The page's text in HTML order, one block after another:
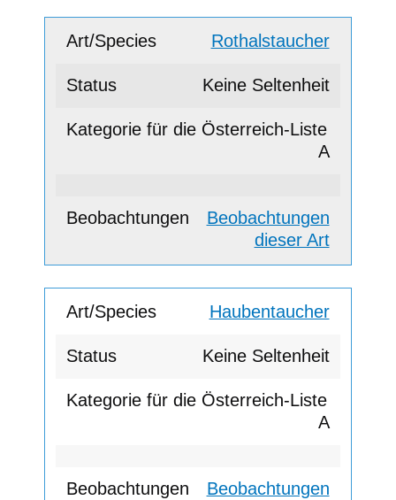
Rothalstaucher
Keine Seltenheit
A
Beobachtungen
dieser Art
Haubentaucher
Keine Seltenheit
A
Beobachtungen